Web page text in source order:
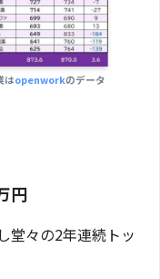
はopenworkのデータ
円
堂々の2年連続トッ